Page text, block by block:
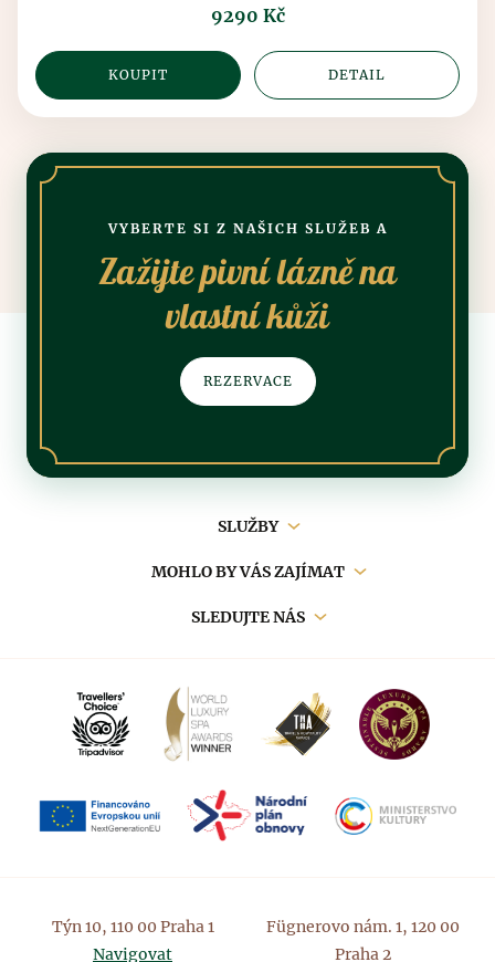
9290 Kč
KOUPIT DETAIL
VYBERTE SI Z NAŠICH SLUŽEB A
Zažijte pivní lázně na
vlastní kůži
REZERVACE
SLUŽBY
MOHLO BY VÁS ZAJÍMAT
SLEDUJTE NÁS
Týn 10, 110 00 Praha 1
Navigovat
Fügnerovo nám. 1, 120 00
Praha 2